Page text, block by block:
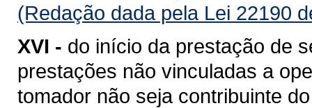
(Redação dada pela Lei 22190
XVI - do início da prestação de
prestações não vinculadas a
tomador não seja contribuinte